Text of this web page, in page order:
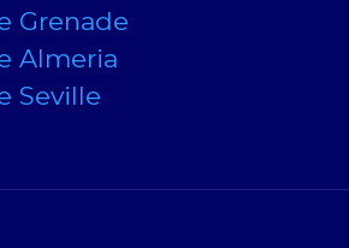
Grenade
Almeria
Seville